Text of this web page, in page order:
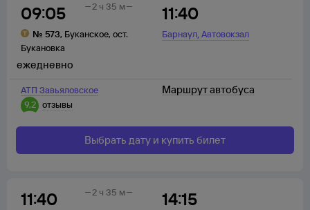
09:05
№ 573, Буканское, ост.
Букановка
11:40
Барнаул,Автовокзал
2 ч 35 м
АТП Завьяловское
9,2 отзывы
ежедневно
Маршрут автобуса
Выбрать дату и купить билет
11:40 14:15
2 ч 35 м